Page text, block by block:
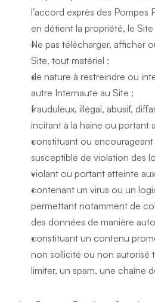
l’accord exprès des Pompes
en détient la propriété, le
Ne pas télécharger, afficher
Site, tout matériel :
de nature à restreindre ou
autre Internaute au Site ;
frauduleux, illégal, abusif,
incitant à la haine ou portant
constituant ou
susceptible de violation des
violant ou portant atteinte
contenant un virus ou un
permettant notamment de
des données de manière
constituant un contenu
non sollicité ou non autorisé
limiter, un spam, une chaîne